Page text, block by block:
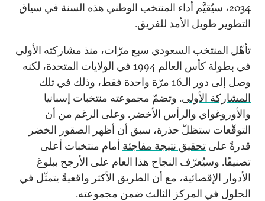
2034، سيُقيَّم أداء المنتخب الوطني هذه السنة في سياق
التطوير طويل الأمد للفريق.
تأهّل المنتخب السعودي سبع مرّات، منذ مشاركته الأولى
في بطولة كأس العالم 1994 في الولايات المتحدة، لكنه
وصل إلى دور الـ16 مرّة واحدة فقط، وذلك في تلك
المشاركة الأولى. وتضمّ مجموعته منتخبات إسبانيا
والأوروغواي والرأس الأخضر. وعلى الرغم من أن
التوقّعات ستظلّ حذرة، سبق أن أظهر الصقور الخضر
قدرةً على تحقيق نتيجة مفاجئة أمام منتخبات أعلى
تصنيفًا. وسيُعرّف النجاح هذا العام على الأرجح ببلوغ
الأدوار الإقصائية، مع أن الطريق الأكثر واقعيةً يتمثّل في
الحلول في المركز الثالث ضمن مجموعته.